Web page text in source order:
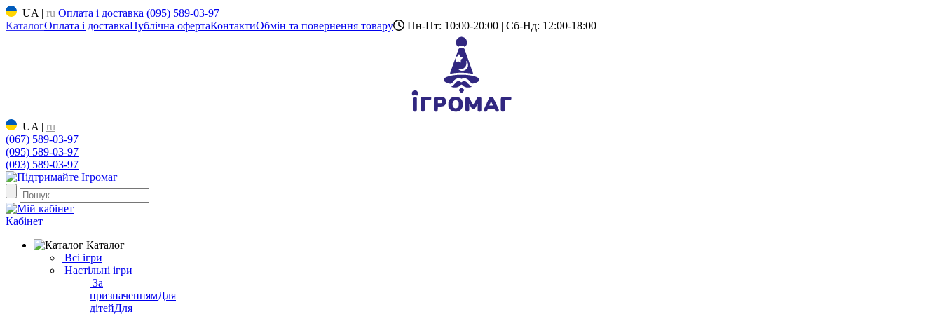
UA | ru Оплата і доставка (095) 589-03-97
КаталогОплата і доставкаПублічна офертаКонтактиОбмін та повернення товару Пн-Пт: 10:00-20:00 | Сб-Нд: 12:00-18:00
UA | ru
(067) 589-03-97
(095) 589-03-97
(093) 589-03-97
Кабінет
Каталог
Всі ігри
Настільні ігри
За
призначеннямДля
дітейДля